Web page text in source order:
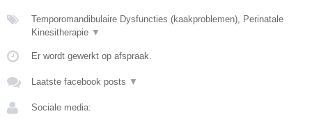
Temporomandibulaire Dysfuncties (kaakproblemen), Perinatale
Kinesitherapie ▼
Er wordt gewerkt op afspraak.
Laatste facebook posts ▼
Sociale media: